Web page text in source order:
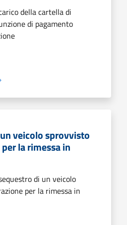
della cartella di
di pagamento
veicolo sprovvisto
la rimessa in
di un veicolo
per la rimessa in